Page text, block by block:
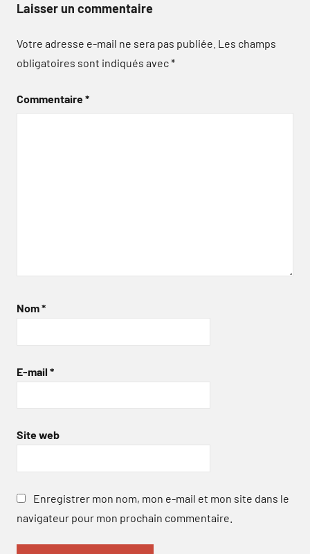
Laisser un commentaire
Votre adresse e-mail ne sera pas publiée. Les champs
obligatoires sont indiqués avec*
Commentaire*
Nom*
E-mail *
Site web
Enregistrer mon nom, mon e-mail et mon site dans le
navigateur pour mon prochain commentaire.